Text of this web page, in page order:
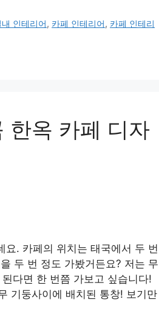
인테리어, 카페 인테리어, 카페 인테리
한옥 카페 디자
. 카페의 위치는 태국에서 두 번
두 번 정도 가봤거든요? 저는 무
다면 한 번쯤 가보고 싶습니다!
기둥사이에 배치된 통창! 보기만